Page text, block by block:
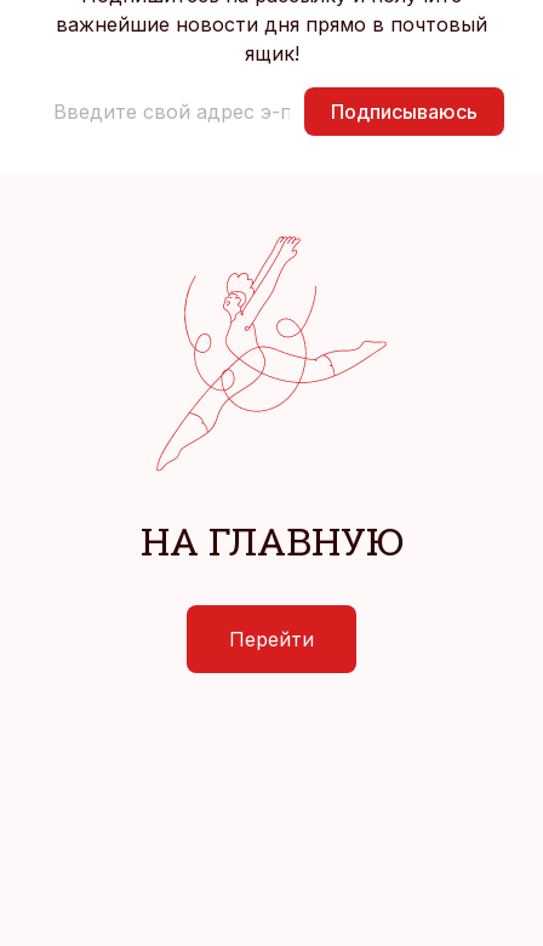
важнейшие новости дня прямо в почтовый
ящик!
Подписываюсь
НА ГЛАВНУЮ
Перейти